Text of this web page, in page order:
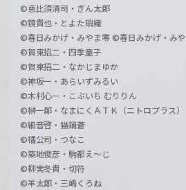
©恵比須清司・ぎん太郎
©鏡貴也・とよた瑣織
©春日みかげ・みやま零 ©春日みかげ・み
©賀東招二・四季童子
©賀東招二・なかじまゆか
©神坂一・あらいずみるい
©木村心一・こぶいち むりりん
©榊一郎・なまにくＡＴＫ（ニトロプラス）
©細音啓・猫鍋蒼
©橘公司・つなこ
©築地俊彦・駒都え～じ
©柳実冬貴・切符
©羊太郎・三嶋くろね